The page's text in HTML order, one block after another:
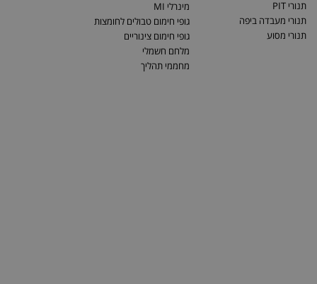
תנורי PIT
תנורי מעבדה ביפה
תנורי מסוע
מינרלי MI
גופי חימום טבולים לחומצות
גופי חימום צינוריים
מלחם חשמלי
מחממי תהליך